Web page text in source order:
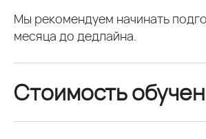
Мы рекомендуем начинать
месяца до дедлайна.
Стоимость